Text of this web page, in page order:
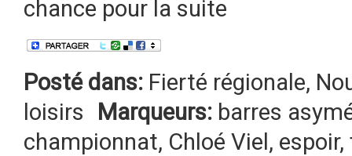
chance pour la suite
Posté dans: Fierté régionale,
loisirs
Marqueurs: barres
championnat, Chloé Viel , espoir,